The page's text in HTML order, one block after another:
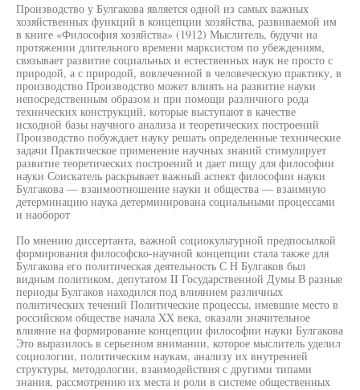
Производство у Булгакова является одной из самых важных
хозяйственных функций в концепции хозяйства, развиваемой им
в книге «Философия хозяйства» (1912) Мыслитель, будучи на
протяжении длительного времени марксистом по убеждениям,
связывает развитие социальных и естественных наук не просто с
природой, а с природой, вовлеченной в человеческую практику, в
производство Производство может влиять на развитие науки
непосредственным образом и при помощи различного рода
технических конструкций, которые выступают в качестве
исходной базы научного анализа и теоретических построений
Производство побуждает науку решать определенные технические
задачи Практическое применение научных знаний стимулирует
развитие теоретических построений и дает пищу для философии
науки Соискатель раскрывает важный аспект философии науки
Булгакова — взаимоотношение науки и общества — взаимную
детерминацию наука детерминирована социальными процессами
и наоборот
По мнению диссертанта, важной социокультурной предпосылкой
формирования философско-научной концепции стала также для
Булгакова его политическая деятельность С Н Булгаков был
видным политиком, депутатом II Государственной Думы В разные
периоды Булгаков находился под влиянием различных
политических течений Политические процессы, имевшие место в
российском обществе начала XX века, оказали значительное
влияние на формирование концепции философии науки Булгакова
Это выразилось в серьезном внимании, которое мыслитель уделил
социологии, политическим наукам, анализу их внутренней
структуры, методологии, взаимодействия с другими типами
знания, рассмотрению их места и роли в системе общественных